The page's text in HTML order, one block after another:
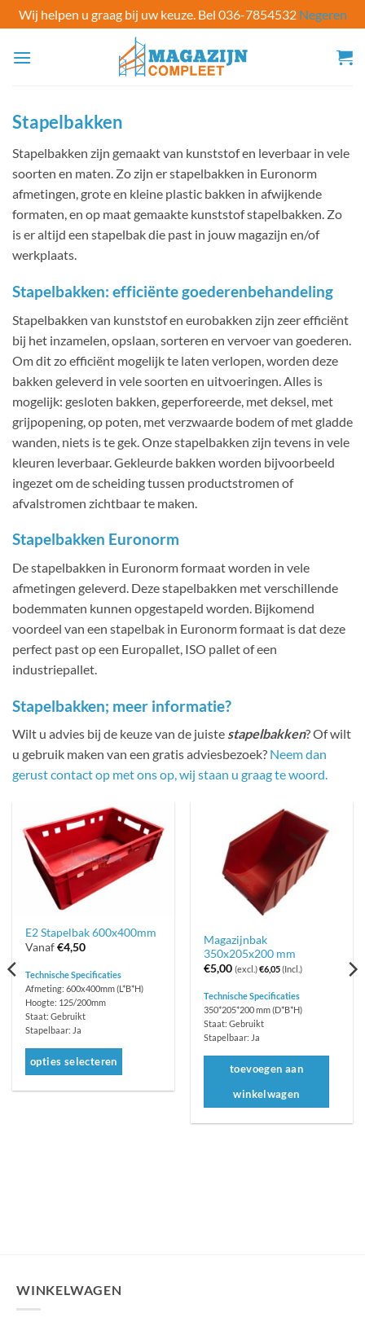
Wij helpen u graag bij uw keuze. Bel 036-7854532 Negeren
naar
Stapelbakken
Stapelbakken zijn gemaakt van kunststof en leverbaar in vele
soorten en maten. Zo zijn er stapelbakken in Euronorm
afmetingen, grote en kleine plastic bakken in afwijkende
formaten, en op maat gemaakte kunststof stapelbakken. Zo
is er altijd een stapelbak die past in jouw magazijn en/of
werkplaats.
Stapelbakken: efficiënte goederenbehandeling
Stapelbakken van kunststof en eurobakken zijn zeer efficiënt
bij het inzamelen, opslaan, sorteren en vervoer van goederen.
Om dit zo efficiënt mogelijk te laten verlopen, worden deze
bakken geleverd in vele soorten en uitvoeringen. Alles is
mogelijk: gesloten bakken, geperforeerde, met deksel, met
grijpopening, op poten, met verzwaarde bodem of met gladde
wanden, niets is te gek. Onze stapelbakken zijn tevens in vele
kleuren leverbaar. Gekleurde bakken worden bijvoorbeeld
ingezet om de scheiding tussen productstromen of
afvalstromen zichtbaar te maken.
Stapelbakken Euronorm
De stapelbakken in Euronorm formaat worden in vele
afmetingen geleverd. Deze stapelbakken met verschillende
bodemmaten kunnen opgestapeld worden. Bijkomend
voordeel van een stapelbak in Euronorm formaat is dat deze
perfect past op een Europallet, ISO pallet of een
industriepallet.
Stapelbakken; meer informatie?
Wilt u advies bij de keuze van de juiste stapelbakken? Of wilt
u gebruik maken van een gratis adviesbezoek? Neem dan
gerust contact op met ons op, wij staan u graag te woord.
E2 Stapelbak 600x400mm
Vanaf€4,50
Technische Specificaties
Afmeting: 600x400mm (L*B*H)
Hoogte: 125/200mm
Staat: Gebruikt
Stapelbaar: Ja
opties selecteren
productpagina
Magazijnbak
350x205x200 mm
€5,00 (excl.)€6,05(Incl.)
Technische Specificaties
350*205*200 mm (D*B*H)
Staat: Gebruikt
Stapelbaar: Ja
toevoegen aan
winkelwagen
WINKELWAGEN